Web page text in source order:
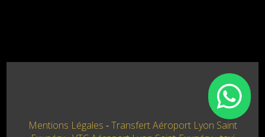
Mentions Légales
Transfert Aéroport Lyon Saint